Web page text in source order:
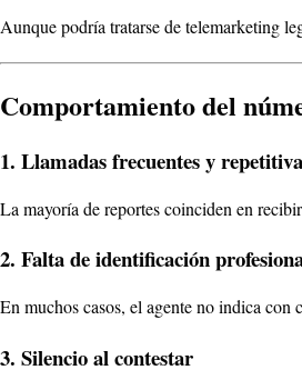
Aunque podría tratarse de telemarketing
Comportamiento del
1. Llamadas frecuentes y
La mayoría de reportes coinciden en recibir
2. Falta de identificación
En muchos casos, el agente no indica
3. Silencio al contestar